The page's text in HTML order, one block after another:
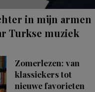
in mijn armen
Turkse muziek
Zomerlezen: van
klassiekers tot
nieuwe favorieten